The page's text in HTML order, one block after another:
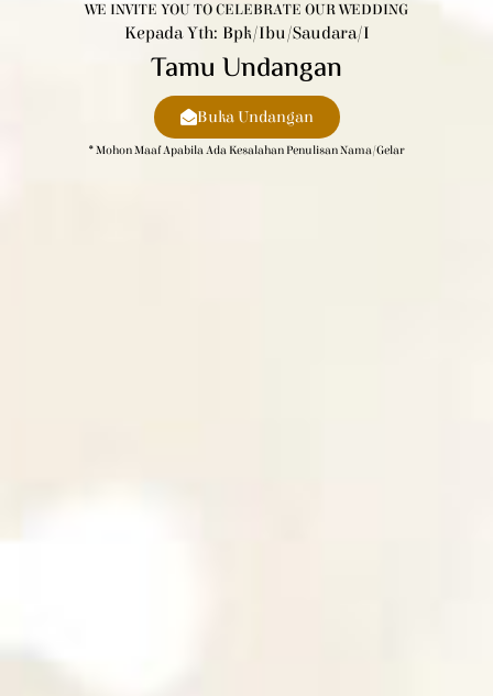
WE INVITE YOU TO CELEBRATE OUR WEDDING
Kepada Yth: Bpk/Ibu/Saudara/i
Tamu Undangan
Buka Undangan
* Mohon Maaf Apabila Ada Kesalahan Penulisan Nama/gelar